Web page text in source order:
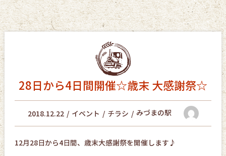
g
a
t
28日から4日間開催☆歳末 大感謝祭☆
2018.12.22 イベント チラシ みづまの駅
12月28日から4日間、歳末大感謝祭を開催します♪